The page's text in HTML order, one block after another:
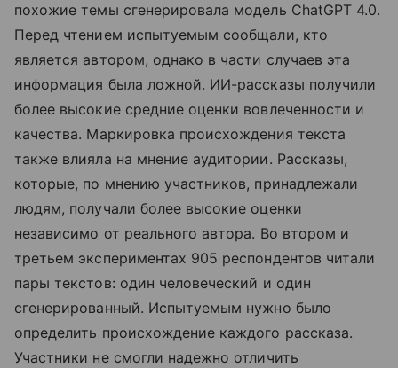
похожие темы сгенерировала модель ChatGPT 4.0.
Перед чтением испытуемым сообщали, кто
является автором, однако в части случаев эта
информация была ложной. ИИ-рассказы получили
более высокие средние оценки вовлеченности и
качества. Маркировка происхождения текста
также влияла на мнение аудитории. Рассказы,
которые, по мнению участников, принадлежали
людям, получали более высокие оценки
независимо от реального автора. Во втором и
третьем экспериментах 905 респондентов читали
пары текстов: один человеческий и один
сгенерированный. Испытуемым нужно было
определить происхождение каждого рассказа.
Участники не смогли надежно отличить